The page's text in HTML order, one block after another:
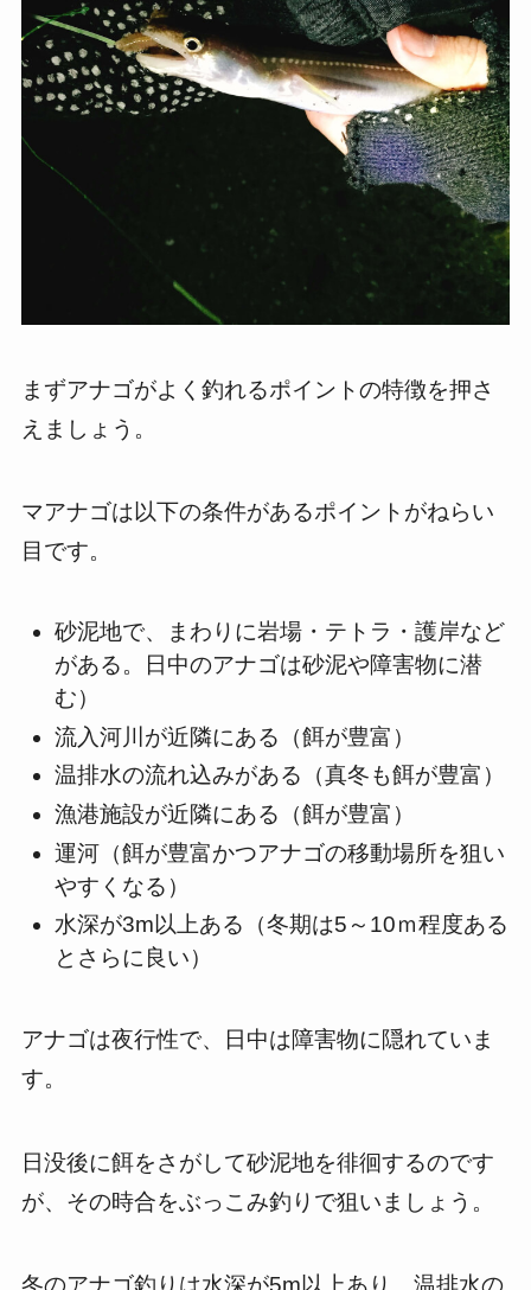
まずアナゴがよく釣れるポイントの特徴を押さ
えましょう。
マアナゴは以下の条件があるポイントがねらい
目です。
砂泥地で、まわりに岩場・テトラ・護岸など
がある。日中のアナゴは砂泥や障害物に潜
む）
流入河川が近隣にある（餌が豊富）
温排水の流れ込みがある（真冬も餌が豊富）
漁港施設が近隣にある（餌が豊富）
運河（餌が豊富かつアナゴの移動場所を狙い
やすくなる）
水深が3m以上ある（冬期は5～10ｍ程度ある
とさらに良い）
アナゴは夜行性で、日中は障害物に隠れていま
す。
日没後に餌をさがして砂泥地を徘徊するのです
が、その時合をぶっこみ釣りで狙いましょう。
冬のアナゴ釣りは水深が5m以上あり、温排水の